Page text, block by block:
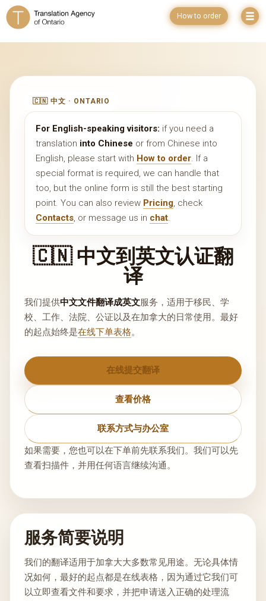
How to order
🇨🇳 中文 · ONTARIO
For English-speaking visitors: if you need a
translation into Chinese or from Chinese into
English, please start with How to order. If a
special format is required, we can handle that
too, but the online form is still the best starting
point. You can also review Pricing, check
Contacts, or message us in chat.
🇨🇳 中文到英文认证翻
译
我们提供中文文件翻译成英文服务，适用于移民、学
校、工作、法院、公证以及在加拿大的日常使用。最好
的起点始终是在线下单表格。
在线提交翻译
查看价格
联系方式与办公室
如果需要，您也可以在下单前先联系我们。我们可以先
查看扫描件，并用任何语言继续沟通。
服务简要说明
我们的翻译适用于加拿大大多数常见用途。无论具体情
况如何，最好的起点都是在线表格，因为通过它我们可
以立即查看文件和要求，并把申请送入正确的处理流